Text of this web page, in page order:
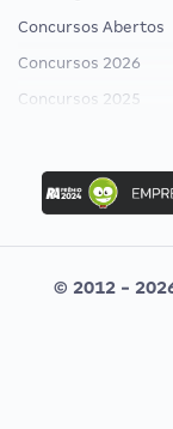
Concursos Abertos
Concursos 2026
Concursos 2025
Concurso Ibama
Concurso MPU
Editais publicados
CONCURSOS POR
© 2012 -